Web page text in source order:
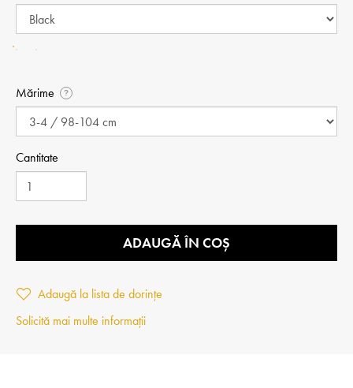
Mărime ?
Cantitate
ADAUGĂ ÎN COȘ
Adaugă la lista de dorințe
Solicită mai multe informații